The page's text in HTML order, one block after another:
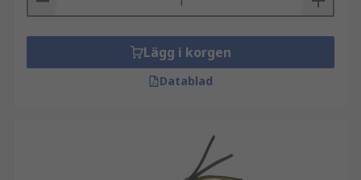
Lägg i korgen
Datablad